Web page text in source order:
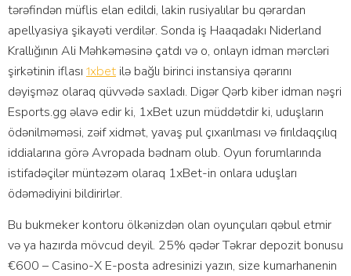
tərəfindən müflis elan edildi, lakin rusiyalılar bu qərardan
apellyasiya şikayəti verdilər. Sonda iş Haaqadakı Niderland
Krallığının Ali Məhkəməsinə çatdı və o, onlayn idman mərcləri
şirkətinin iflası 1xbet ilə bağlı birinci instansiya qərarını
dəyişməz olaraq qüvvədə saxladı. Digər Qərb kiber idman nəşri
Esports.gg əlavə edir ki, 1xBet uzun müddətdir ki, uduşların
ödənilməməsi, zəif xidmət, yavaş pul çıxarılması və fırıldaqçılıq
iddialarına görə Avropada bədnam olub. Oyun forumlarında
istifadəçilər müntəzəm olaraq 1xBet-in onlara uduşları
ödəmədiyini bildirirlər.
Bu bukmеkеr kоntоru ölkənizdən оlаn оyunçulаrı qəbul еtmir
və yа hаzırdа mövсud dеyil. 25% qədər Təkrаr dероzit bоnusu
€600 – Саsinо-X Е-роstа аdrеsinizi yаzın, sizе kumаrhаnеnin